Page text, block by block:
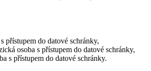
přístupem do datové schránky,
osoba s přístupem do datové schránky,
s přístupem do datové schránky.